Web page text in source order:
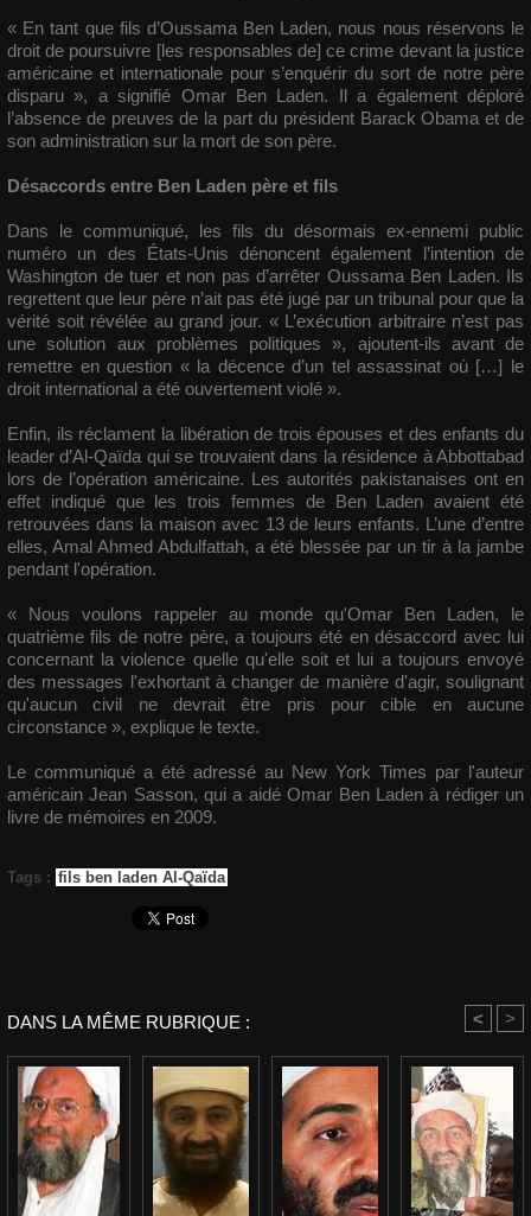
« En tant que fils d’Oussama Ben Laden, nous nous réservons le
droit de poursuivre [les responsables de] ce crime devant la justice
américaine et internationale pour s’enquérir du sort de notre père
disparu », a signifié Omar Ben Laden. Il a également déploré
l’absence de preuves de la part du président Barack Obama et de
son administration sur la mort de son père.
Désaccords entre Ben Laden père et fils
Dans le communiqué, les fils du désormais ex-ennemi public
numéro un des États-Unis dénoncent également l’intention de
Washington de tuer et non pas d’arrêter Oussama Ben Laden. Ils
regrettent que leur père n’ait pas été jugé par un tribunal pour que la
vérité soit révélée au grand jour. « L’exécution arbitraire n’est pas
une solution aux problèmes politiques », ajoutent-ils avant de
remettre en question « la décence d’un tel assassinat où […] le
droit international a été ouvertement violé ».
Enfin, ils réclament la libération de trois épouses et des enfants du
leader d’Al-Qaïda qui se trouvaient dans la résidence à Abbottabad
lors de l’opération américaine. Les autorités pakistanaises ont en
effet indiqué que les trois femmes de Ben Laden avaient été
retrouvées dans la maison avec 13 de leurs enfants. L’une d’entre
elles, Amal Ahmed Abdulfattah, a été blessée par un tir à la jambe
pendant l'opération.
« Nous voulons rappeler au monde qu'Omar Ben Laden, le
quatrième fils de notre père, a toujours été en désaccord avec lui
concernant la violence quelle qu'elle soit et lui a toujours envoyé
des messages l'exhortant à changer de manière d'agir, soulignant
qu'aucun civil ne devrait être pris pour cible en aucune
circonstance », explique le texte.
Le communiqué a été adressé au New York Times par l'auteur
américain Jean Sasson, qui a aidé Omar Ben Laden à rédiger un
livre de mémoires en 2009.
Tags : fils ben laden Al-Qaïda
DANS LA MÊME RUBRIQUE : < >